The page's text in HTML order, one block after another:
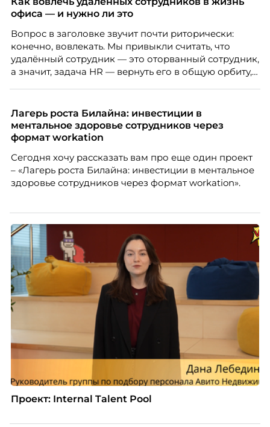
офиса — и нужно ли это
Вопрос в заголовке звучит почти риторически:
конечно, вовлекать. Мы привыкли считать, что
удалённый сотрудник — это оторванный сотрудник,
а значит, задача HR — вернуть его в общую орбиту,
вовлечения, стоит остановиться на неудобном
факте: данные говорят ровно обратное тому, что
подсказывает интуиция. Автор свежего выпуска
People Analytics, приглашённый лектор НИУ ВШЭ и
МИФИ, автор книги «Дао женской карьеры».
Лагерь роста Билайна: инвестиции в
ментальное здоровье сотрудников через
формат workation
Сегодня хочу рассказать вам про еще один проект
– «Лагерь роста Билайна: инвестиции в ментальное
здоровье сотрудников через формат workation».
Проект: Internal Talent Pool